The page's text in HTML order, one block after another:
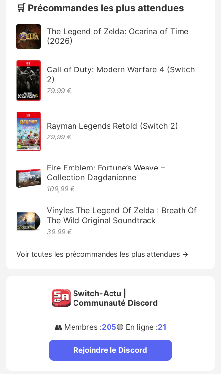
🛒 Précommandes les plus attendues
The Legend of Zelda: Ocarina of Time
(2026)
Call of Duty: Modern Warfare 4 (Switch
2)
79.99 €
Rayman Legends Retold (Switch 2)
29,99 €
Fire Emblem: Fortune’s Weave –
Collection Dagdanienne
109,99 €
Vinyles The Legend Of Zelda : Breath Of
The Wild Original Soundtrack
39.99 €
Voir toutes les précommandes les plus attendues →
Switch-Actu |
Communauté Discord
👥 Membres :205🟢 En ligne :21
Rejoindre le Discord